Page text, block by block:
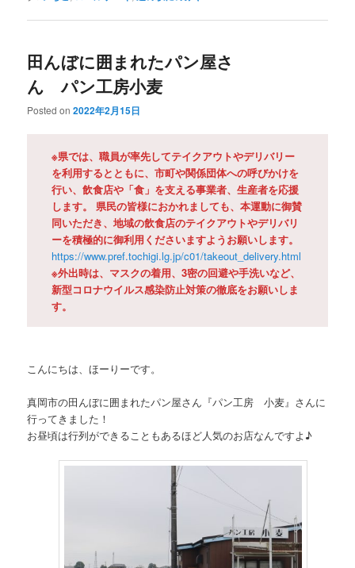
田んぼに囲まれたパン屋さ
ん パン工房小麦
Posted on2022年2月15日
※県では、職員が率先してテイクアウトやデリバリー
を利用するとともに、市町や関係団体への呼びかけを
行い、飲食店や「食」を支える事業者、生産者を応援
します。 県民の皆様におかれましても、本運動に御賛
同いただき、地域の飲食店のテイクアウトやデリバリ
ーを積極的に御利用くださいますようお願いします。
https://www.pref.tochigi.lg.jp/c01/takeout_delivery.html
※外出時は、マスクの着用、3密の回避や手洗いなど、
新型コロナウイルス感染防止対策の徹底をお願いしま
す。
こんにちは、ほーりーです。
真岡市の田んぼに囲まれたパン屋さん『パン工房 小麦』さんに
行ってきました！
お昼頃は行列ができることもあるほど人気のお店なんですよ♪